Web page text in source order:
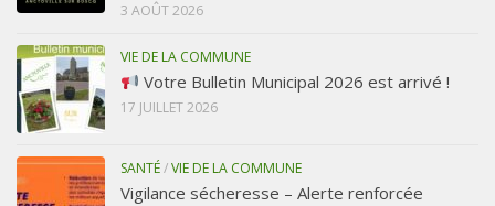
3 AOÛT 2026
VIE DE LA COMMUNE
Votre Bulletin Municipal 2026 est arrivé !
17 JUILLET 2026
SANTÉ/VIE DE LA COMMUNE
Vigilance sécheresse – Alerte renforcée